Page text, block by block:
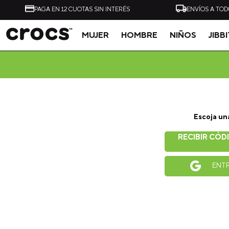
PAGA EN 12 CUOTAS SIN INTERÉS ENVÍOS A
MUJER HOMBRE NIÑOS
Escoja
RECIBIR
Tal vez te interese
-20%
ZUECO UNISEX
CLOG VERDE CLARO
$ 990 $